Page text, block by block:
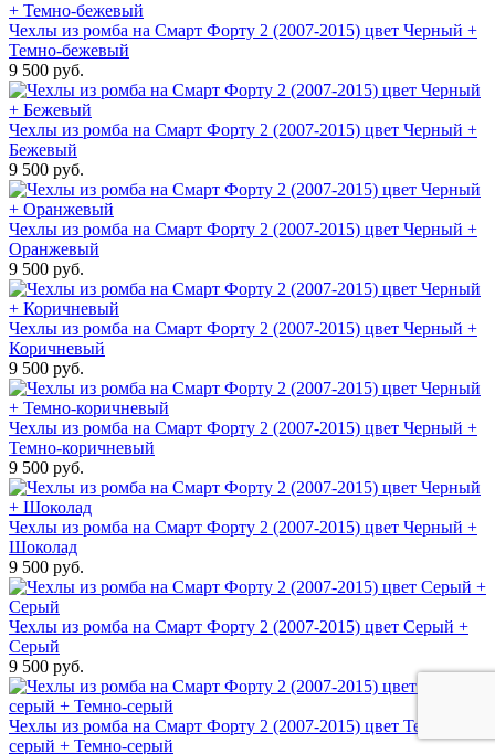
Чехлы из ромба на Смарт Форту 2 (2007-2015) цвет Черный +
Темно-бежевый
9 500 руб.
Чехлы из ромба на Смарт Форту 2 (2007-2015) цвет Черный +
Бежевый
9 500 руб.
Чехлы из ромба на Смарт Форту 2 (2007-2015) цвет Черный +
Оранжевый
9 500 руб.
Чехлы из ромба на Смарт Форту 2 (2007-2015) цвет Черный +
Коричневый
9 500 руб.
Чехлы из ромба на Смарт Форту 2 (2007-2015) цвет Черный +
Темно-коричневый
9 500 руб.
Чехлы из ромба на Смарт Форту 2 (2007-2015) цвет Черный +
Шоколад
9 500 руб.
Чехлы из ромба на Смарт Форту 2 (2007-2015) цвет Серый +
Серый
9 500 руб.
Чехлы из ромба на Смарт Форту 2 (2007-2015) цвет Темно-
серый + Темно-серый